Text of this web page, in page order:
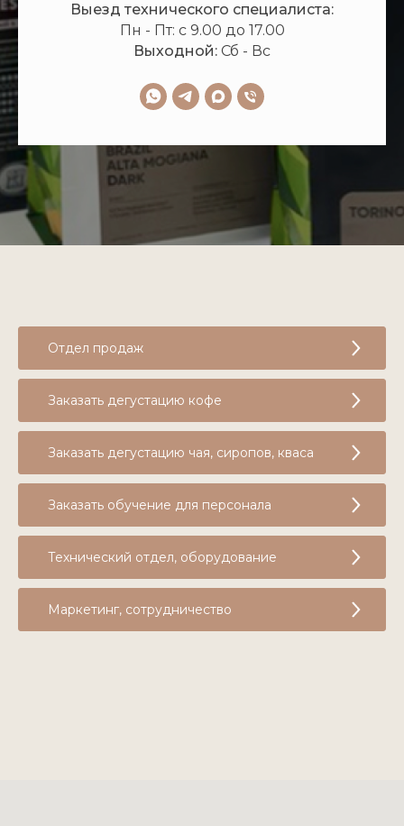
Выезд технического специалиста:
Пн - Пт: с 9.00 до 17.00
Выходной: Сб - Вс
Отдел продаж
Заказать дегустацию кофе
Заказать дегустацию чая, сиропов, кваса
Заказать обучение для персонала
Технический отдел, оборудование
Маркетинг, сотрудничество